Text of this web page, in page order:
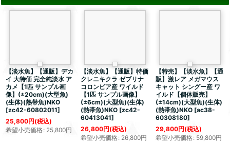
【淡水魚】【通販】デカ
イ 大特価 完全純淡水 ア
カメ【1匹 サンプル画
像】(±20cm)(大型魚)
(生体)(熱帯魚)NKO
[zc42-60802011]
25,800円(税込)
希望小売価格: 25,800円
【淡水魚】【通販】特価
クレニキクラ ゼブリナ
コロンビア産 ワイルド
【1匹 サンプル画像】
(±6cm)(大型魚)(生体)
(熱帯魚)NKO [zc42-
60413041]
26,800円(税込)
希望小売価格: 26,800円
【特売】【淡水魚】【通
販】激レア メガマウス
キャット シングー産 ワ
イルド【個体販売】
(±14cm)(大型魚)(生体)
(熱帯魚)NKO [ac38-
60308180]
29,800円(税込)
希望小売価格: 59,800円